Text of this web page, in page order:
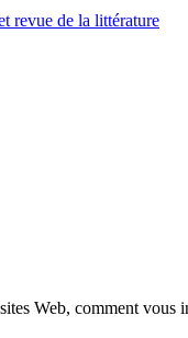
revue de la littérature
Web, comment vous